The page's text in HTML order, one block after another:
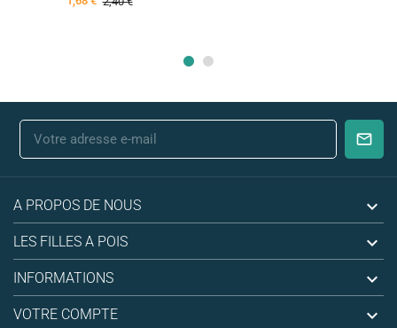
A PROPOS DE NOUS 
LES FILLES A POIS 
INFORMATIONS 
VOTRE COMPTE 